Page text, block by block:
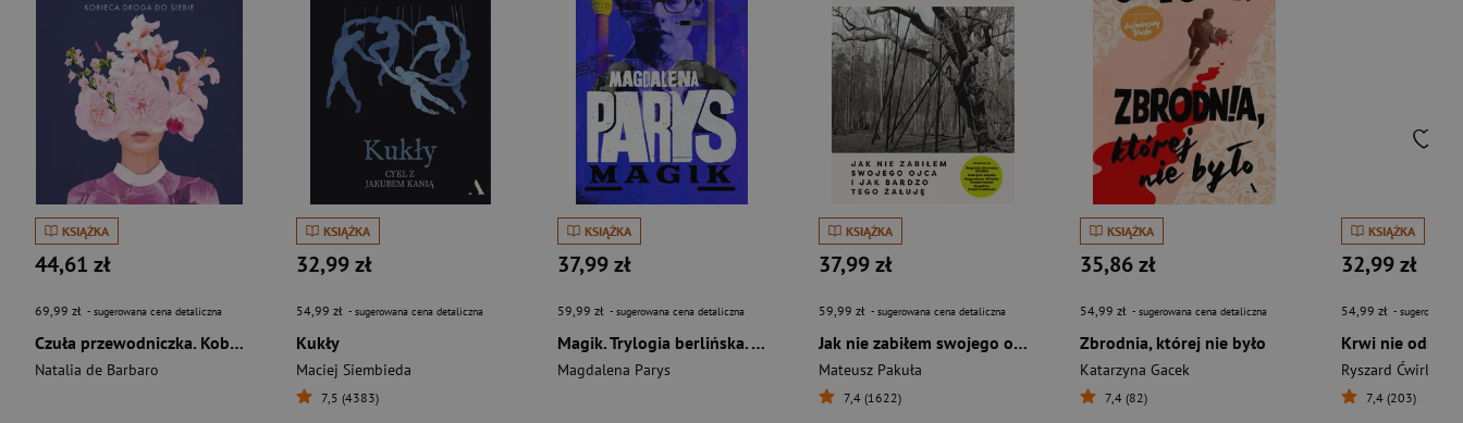
KSIĄŻKA
44,61 zł
69,99 zł - sugerowana cena detaliczna
Czuła przewodniczka. Kobieca droga do siebie. Wydanie jubileuszowe
Natalia de Barbaro
KSIĄŻKA
32,99 zł
54,99 zł - sugerowana cena detaliczna
Kukły
Maciej Siembieda
7,5 (4383)
KSIĄŻKA
37,99 zł
59,99 zł - sugerowana cena detaliczna
Magik. Trylogia berlińska. Tom 1 wyd. 2026
Magdalena Parys
KSIĄŻKA
37,99 zł
59,99 zł - sugerowana cena detaliczna
Jak nie zabiłem swojego ojca i jak bardzo tego żałuję
Mateusz Pakuła
7,4 (1622)
KSIĄŻKA
35,86 zł
54,99 zł - sugerowana cena detaliczna
Zbrodnia, której nie było
Katarzyna Gacek
7,4 (82)
KSIĄŻKA
32,99 zł
54,99 zł - sugerowana
Krwi nie
Ryszard Ćwirlej
7,4 (203)